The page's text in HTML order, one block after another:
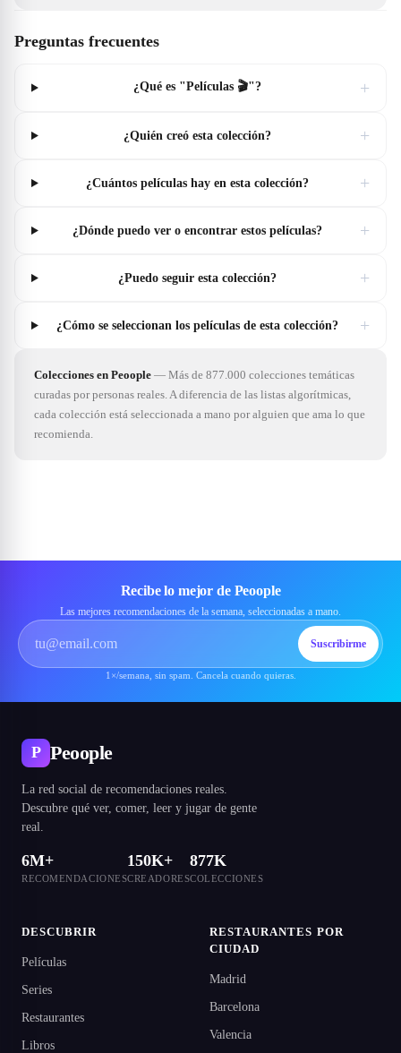
Preguntas frecuentes
¿Qué es "Películas 🎬"? +
¿Quién creó esta colección? +
¿Cuántos películas hay en esta colección? +
¿Dónde puedo ver o encontrar estos películas? +
¿Puedo seguir esta colección? +
¿Cómo se seleccionan los películas de esta colección? +
Colecciones en Peoople — Más de 877.000 colecciones temáticas
curadas por personas reales. A diferencia de las listas algorítmicas,
cada colección está seleccionada a mano por alguien que ama lo que
recomienda.
Recibe lo mejor de Peoople
Las mejores recomendaciones de la semana, seleccionadas a mano.
Suscribirme
1×/semana, sin spam. Cancela cuando quieras.
P Peoople
La red social de recomendaciones reales.
Descubre qué ver, comer, leer y jugar de gente
real.
6M+
RECOMENDACIONES
150K+
CREADORES
877K
COLECCIONES
DESCUBRIR
Películas
Series
Restaurantes
Libros
RESTAURANTES POR
CIUDAD
Madrid
Barcelona
Valencia